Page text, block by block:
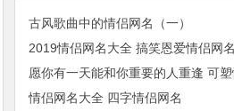
古风歌曲中的情侣网名（一）
2019情侣网名大全 搞笑恩爱情侣网名
情侣网名大全 四字情侣网名